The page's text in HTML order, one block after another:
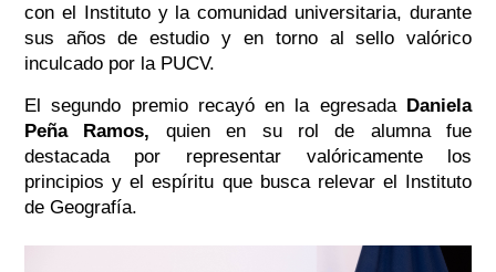
con el Instituto y la comunidad universitaria, durante
sus años de estudio y en torno al sello valórico
inculcado por la PUCV.
El segundo premio recayó en la egresada Daniela
Peña Ramos, quien en su rol de alumna fue
destacada por
representar valóricamente los
principios y el espíritu que busca relevar el Instituto
de Geografía.